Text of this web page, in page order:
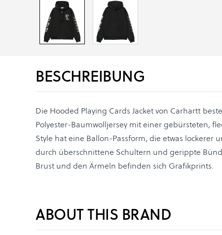
BESCHREIBUNG
Die Hooded Playing Cards Jacket von Carhartt
Polyester-Baumwolljersey mit einer gebürsteten,
Style hat eine Ballon-Passform, die etwas lockerer
durch überschnittene Schultern und gerippte
Brust und den Ärmeln befinden sich Grafikprints.
ABOUT THIS BRAND